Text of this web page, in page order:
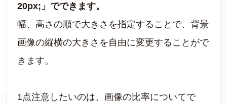
20px;」でできます。
幅、高さの順で大きさを指定することで、背景
画像の縦横の大きさを自由に変更することがで
きます。
1点注意したいのは、画像の比率についてで